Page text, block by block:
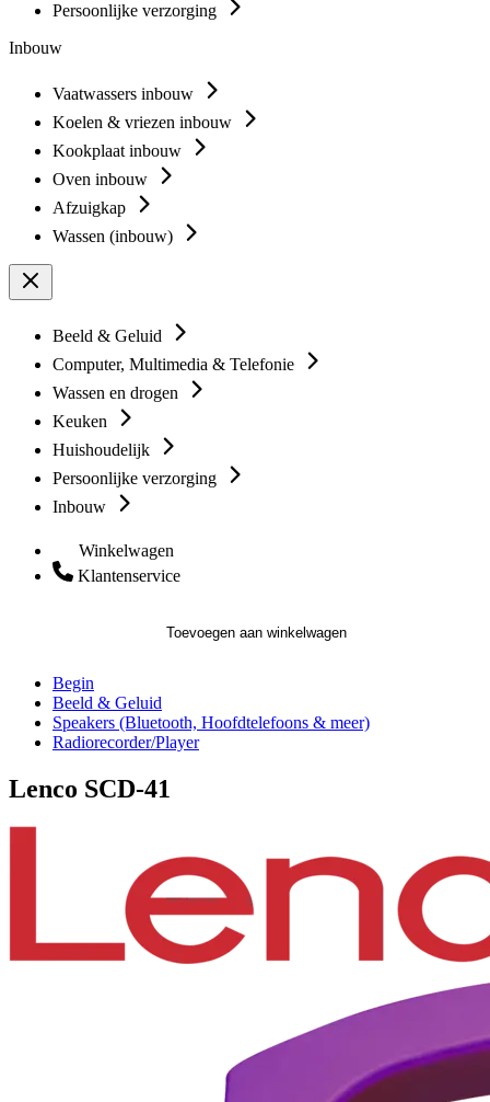
Persoonlijke verzorging
Inbouw
Vaatwassers inbouw
Koelen & vriezen inbouw
Kookplaat inbouw
Oven inbouw
Afzuigkap
Wassen (inbouw)
Beeld & Geluid
Computer, Multimedia & Telefonie
Wassen en drogen
Keuken
Huishoudelijk
Persoonlijke verzorging
Inbouw
Winkelwagen
Klantenservice
Toevoegen aan winkelwagen
Begin
Beeld & Geluid
Speakers (Bluetooth, Hoofdtelefoons & meer)
Radiorecorder/Player
Lenco SCD-41